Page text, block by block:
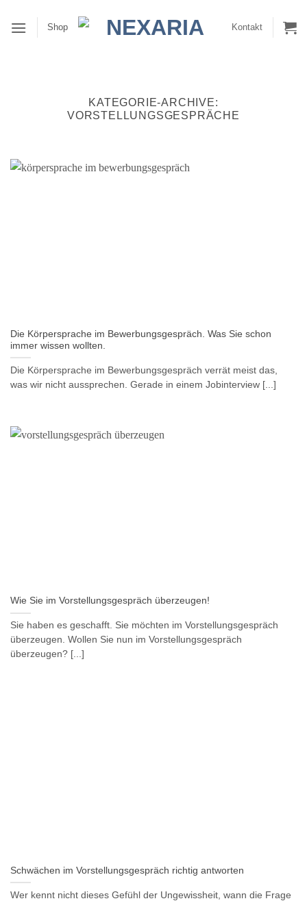
Inhalt
Shop Kontakt
KATEGORIE-ARCHIVE:
VORSTELLUNGSGESPRÄCHE
Die Körpersprache im Bewerbungsgespräch. Was Sie schon
immer wissen wollten.
Die Körpersprache im Bewerbungsgespräch verrät meist das,
was wir nicht aussprechen. Gerade in einem Jobinterview [...]
Wie Sie im Vorstellungsgespräch überzeugen!
Sie haben es geschafft. Sie möchten im Vorstellungsgespräch
überzeugen. Wollen Sie nun im Vorstellungsgespräch
überzeugen? [...]
Schwächen im Vorstellungsgespräch richtig antworten
Wer kennt nicht dieses Gefühl der Ungewissheit, wann die Frage